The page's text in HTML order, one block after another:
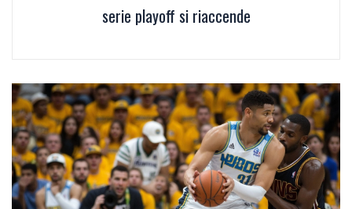
serie playoff si riaccende